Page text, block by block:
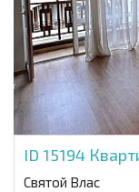
ID 15194
Святой Влас